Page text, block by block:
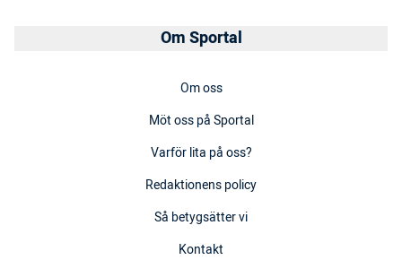
Om Sportal
Om oss
Möt oss på Sportal
Varför lita på oss?
Redaktionens policy
Så betygsätter vi
Kontakt